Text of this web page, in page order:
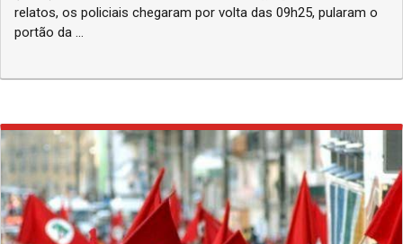
relatos, os policiais chegaram por volta das 09h25, pularam o
portão da ...